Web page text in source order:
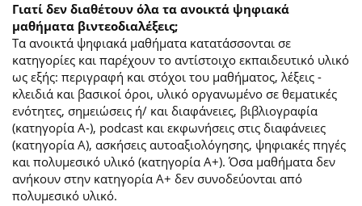
Γιατί δεν διαθέτουν όλα τα ανοικτά ψηφιακά
μαθήματα βιντεοδιαλέξεις;
Τα ανοικτά ψηφιακά μαθήματα κατατάσσονται σε
κατηγορίες και παρέχουν το αντίστοιχο εκπαιδευτικό υλικό
ως εξής: περιγραφή και στόχοι του μαθήματος, λέξεις -
κλειδιά και βασικοί όροι, υλικό οργανωμένο σε θεματικές
ενότητες, σημειώσεις ή/ και διαφάνειες, βιβλιογραφία
(κατηγορία Α-), podcast και εκφωνήσεις στις διαφάνειες
(κατηγορία Α), ασκήσεις αυτοαξιολόγησης, ψηφιακές πηγές
και πολυμεσικό υλικό (κατηγορία Α+). Όσα μαθήματα δεν
ανήκουν στην κατηγορία Α+ δεν συνοδεύονται από
πολυμεσικό υλικό.